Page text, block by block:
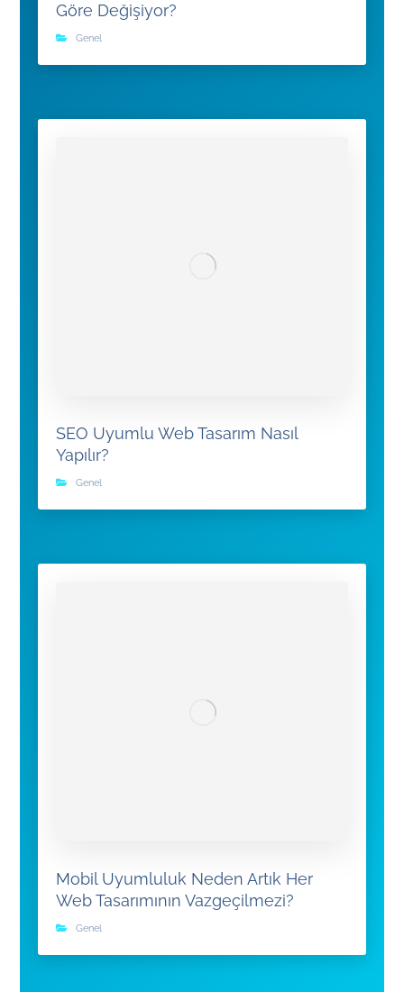
Göre Değişiyor?
Genel
SEO Uyumlu Web Tasarım Nasıl
Yapılır?
Genel
Mobil Uyumluluk Neden Artık Her
Web Tasarımının Vazgeçilmezi?
Genel